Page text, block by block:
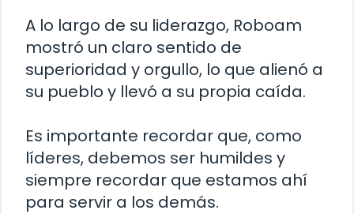
A lo largo de su liderazgo, Roboam
mostró un claro sentido de
superioridad y orgullo, lo que alienó a
su pueblo y llevó a su propia caída.
Es importante recordar que, como
líderes, debemos ser humildes y
siempre recordar que estamos ahí
para servir a los demás.